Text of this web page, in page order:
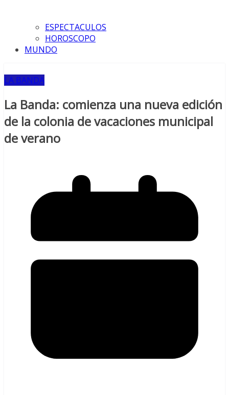
ESPECTACULOS
HOROSCOPO
MUNDO
LA BANDA
La Banda: comienza una nueva edición
de la colonia de vacaciones municipal
de verano